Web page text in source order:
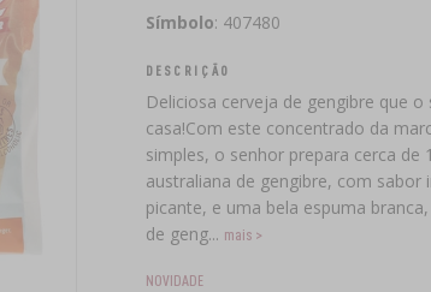
Símbolo: 407480
DESCRIÇÃO
Deliciosa cerveja de gengibre que
casa!Com este concentrado da
simples, o senhor prepara cerca de
australiana de gengibre, com sabor
picante, e uma bela espuma
de geng... mais >
NOVIDADE